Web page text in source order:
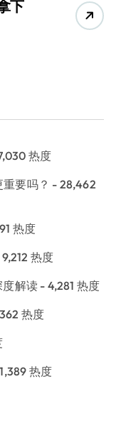
下
热度
要吗？ - 28,462
热度
热度
度解读 - 4,281 热度
热度
热度